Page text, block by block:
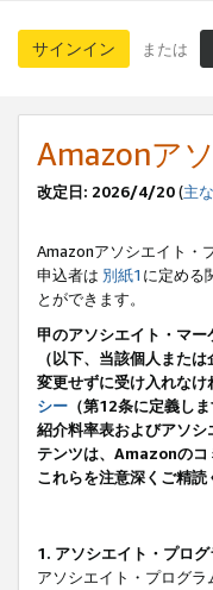
サインイン または
Amazonア
改定日: 2026/4/20(主
Amazonアソシエイト・
申込者は 別紙1 に定める
とができます。
甲のアソシエイト・マ
（以下、当該個人また
変更せずに受け入れな
シー （第12条に定義し
紹介料率表およびアソ
テンツは、Amazonのコ
これらを注意深くご精読
1. アソシエイト・プロ
アソシエイト・プログラ